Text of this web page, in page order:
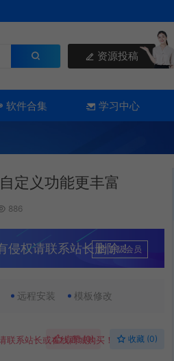
资源投稿
软件合集 学习中心
定义功能更丰富
886
侵权请联系站长删除！
升级会员
远程安装 模板修改
联系站长或在线商城购买！
点赞 (0) 收藏 (0)